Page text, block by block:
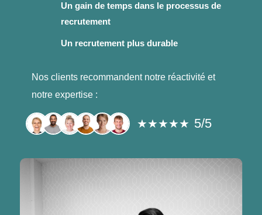
Un gain de temps dans le processus de
recrutement
Un recrutement plus durable
Nos clients recommandent notre réactivité et
notre expertise :
★★★★★ 5/5